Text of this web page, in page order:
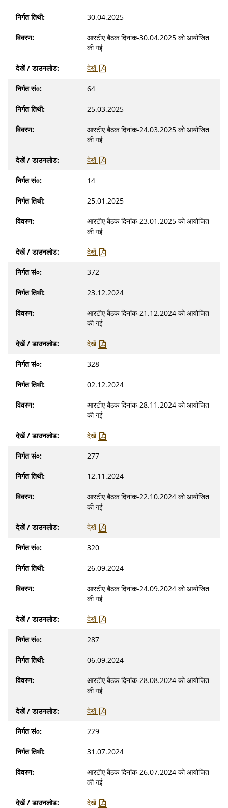
30.04.2025
आरटीए बैठक दिनांक-30.04.2025 को आयोजित
की गई
देखें
64
25.03.2025
आरटीए बैठक दिनांक-24.03.2025 को आयोजित
की गई
देखें
14
25.01.2025
आरटीए बैठक दिनांक-23.01.2025 को आयोजित
की गई
देखें
372
23.12.2024
आरटीए बैठक दिनांक-21.12.2024 को आयोजित
की गई
देखें
328
02.12.2024
आरटीए बैठक दिनांक-28.11.2024 को आयोजित
की गई
देखें
277
12.11.2024
आरटीए बैठक दिनांक-22.10.2024 को आयोजित
की गई
देखें
320
26.09.2024
आरटीए बैठक दिनांक-24.09.2024 को आयोजित
की गई
देखें
287
06.09.2024
आरटीए बैठक दिनांक-28.08.2024 को आयोजित
की गई
देखें
229
31.07.2024
आरटीए बैठक दिनांक-26.07.2024 को आयोजित
की गई
देखें